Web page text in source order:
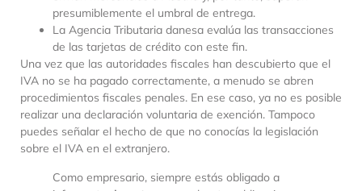
presumiblemente el umbral de entrega.
La Agencia Tributaria danesa evalúa las transacciones
de las tarjetas de crédito con este fin.
Una vez que las autoridades fiscales han descubierto que el
IVA no se ha pagado correctamente, a menudo se abren
procedimientos fiscales penales. En ese caso, ya no es posible
realizar una declaración voluntaria de exención. Tampoco
puedes señalar el hecho de que no conocías la legislación
sobre el IVA en el extranjero.
Como empresario, siempre estás obligado a